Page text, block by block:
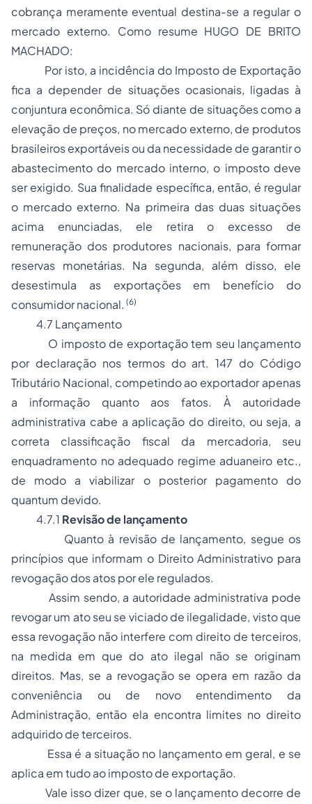
cobrança meramente eventual destina-se a regular o
mercado externo. Como resume HUGO DE BRITO
MACHADO:
Por isto, a incidência do Imposto de Exportação
fica a depender de situações ocasionais, ligadas à
conjuntura econômica. Só diante de situações como a
elevação de preços, no mercado externo, de produtos
brasileiros exportáveis ou da necessidade de garantir o
abastecimento do mercado interno, o imposto deve
ser exigido. Sua finalidade específica, então, é regular
o mercado externo. Na primeira das duas situações
acima enunciadas, ele retira o excesso de
remuneração dos produtores nacionais, para formar
reservas monetárias. Na segunda, além disso, ele
desestimula as exportações em benefício do
consumidor nacional. (6)
4.7 Lançamento
O imposto de exportação tem seu lançamento
por declaração nos termos do art. 147 do Código
Tributário Nacional, competindo ao exportador apenas
a informação quanto aos fatos. À autoridade
administrativa cabe a aplicação do direito, ou seja, a
correta classificação fiscal da mercadoria, seu
enquadramento no adequado regime aduaneiro etc.,
de modo a viabilizar o posterior pagamento do
quantum devido.
4.7.1 Revisão de lançamento
Quanto à revisão de lançamento, segue os
princípios que informam o Direito Administrativo para
revogação dos atos por ele regulados.
Assim sendo, a autoridade administrativa pode
revogar um ato seu se viciado de ilegalidade, visto que
essa revogação não interfere com direito de terceiros,
na medida em que do ato ilegal não se originam
direitos. Mas, se a revogação se opera em razão da
conveniência ou de novo entendimento da
Administração, então ela encontra limites no direito
adquirido de terceiros.
Essa é a situação no lançamento em geral, e se
aplica em tudo ao imposto de exportação.
Vale isso dizer que, se o lançamento decorre de